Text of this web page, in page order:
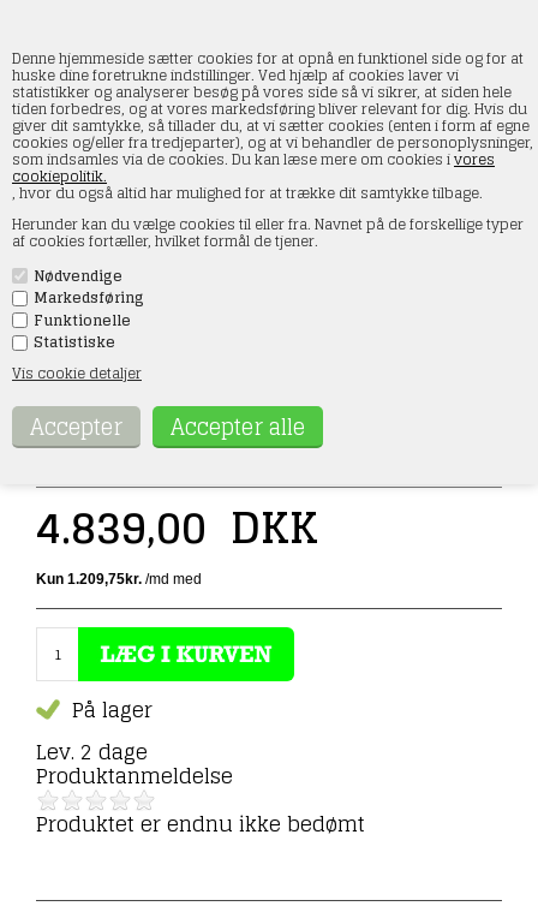
Denne hjemmeside sætter cookies for at opnå en funktionel side og for at
huske dine foretrukne indstillinger. Ved hjælp af cookies laver vi
statistikker og analyserer besøg på vores side så vi sikrer, at siden hele
tiden forbedres, og at vores markedsføring bliver relevant for dig. Hvis du
giver dit samtykke, så tillader du, at vi sætter cookies (enten i form af egne
cookies og/eller fra tredjeparter), og at vi behandler de personoplysninger,
som indsamles via de cookies. Du kan læse mere om cookies ivores
cookiepolitik.
, hvor du også altid har mulighed for at trække dit samtykke tilbage.
Herunder kan du vælge cookies til eller fra. Navnet på de forskellige typer
af cookies fortæller, hvilket formål de tjener.
Nødvendige
Markedsføring
Funktionelle
Statistiske
Vis cookie detaljer
Piko 38320 Nordpolens damp Express
lokomotiv Mogul med Nr. 24 inkl. Lyd &
Damp
Forside Rullende materiel Piko» Spor G
4.839,00 DKK
På lager
Lev. 2 dage
Produktanmeldelse
Produktet er endnu ikke bedømt